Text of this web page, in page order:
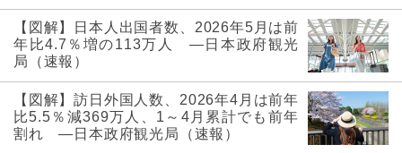
【図解】日本人出国者数、2026年5月は前
年比4.7％増の113万人 ―日本政府観光
局（速報）
【図解】訪日外国人数、2026年4月は前年
比5.5％減369万人、1～4月累計でも前年
割れ ―日本政府観光局（速報）